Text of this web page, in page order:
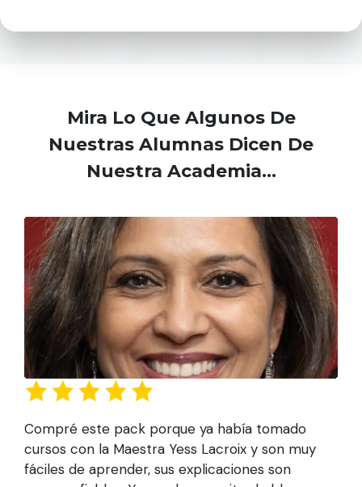
Mira Lo Que Algunos De
Nuestras Alumnas Dicen De
Nuestra Academia...
Compré este pack porque ya había tomado
cursos con la Maestra Yess Lacroix y son muy
fáciles de aprender, sus explicaciones son